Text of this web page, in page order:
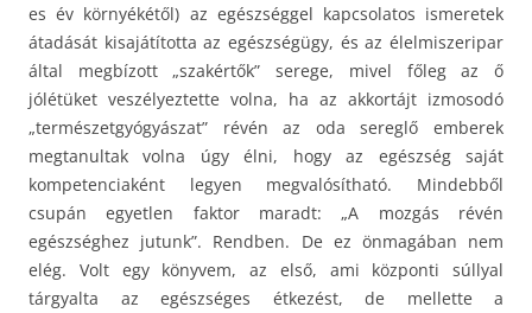
es év környékétől) az egészséggel kapcsolatos ismeretek
átadását kisajátította az egészségügy, és az élelmiszeripar
által megbízott „szakértők” serege, mivel főleg az ő
jólétüket veszélyeztette volna, ha az akkortájt izmosodó
„természetgyógyászat” révén az oda sereglő emberek
megtanultak volna úgy élni, hogy az egészség saját
kompetenciaként legyen megvalósítható. Mindebből
csupán egyetlen faktor maradt: „A mozgás révén
egészséghez jutunk”. Rendben. De ez önmagában nem
elég. Volt egy könyvem, az első, ami központi súllyal
tárgyalta az egészséges étkezést, de mellette a